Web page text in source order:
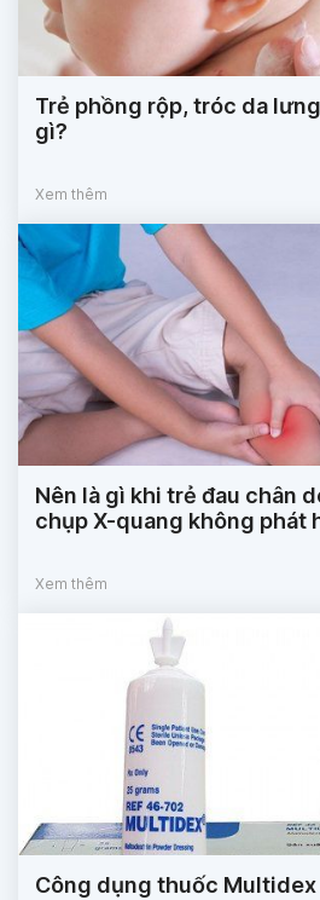
Trẻ phồng rộp, tróc da
gì?
Xem thêm
Nên là gì khi trẻ đau chân
chụp X-quang không phát
Xem thêm
Công dụng thuốc